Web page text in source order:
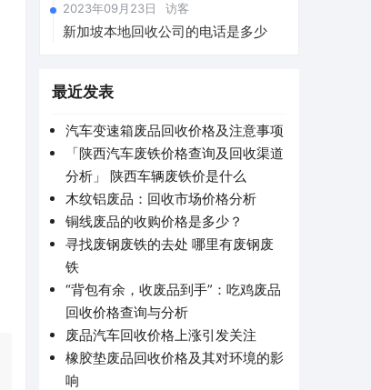
2023年09月23日 访客
新加坡本地回收公司的电话是多少
最近发表
汽车变速箱废品回收价格及注意事项
「陕西汽车废铁价格查询及回收渠道
分析」 陕西车辆废铁价是什么
木纹铝废品：回收市场价格分析
铜线废品的收购价格是多少？
寻找废钢废铁的去处 哪里有废钢废
铁
“背包有余，收废品到手”：吃鸡废品
回收价格查询与分析
废品汽车回收价格上涨引发关注
橡胶垫废品回收价格及其对环境的影
响